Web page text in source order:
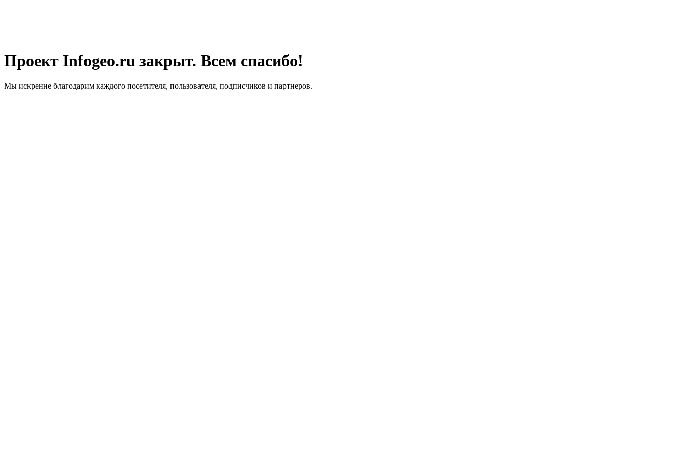
Проект Infogeo.ru закрыт. Всем спасибо!
Мы искренне благодарим каждого посетителя, пользователя, подписчиков и партнеров.